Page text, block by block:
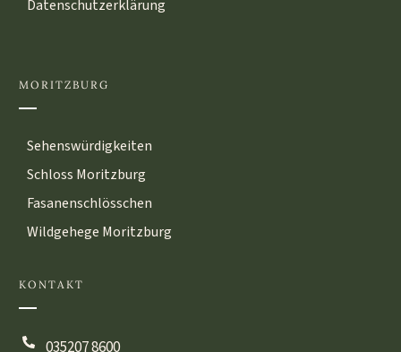
Datenschutzerklärung
MORITZBURG
Sehenswürdigkeiten
Schloss Moritzburg
Fasanenschlösschen
Wildgehege Moritzburg
KONTAKT
035207 8600